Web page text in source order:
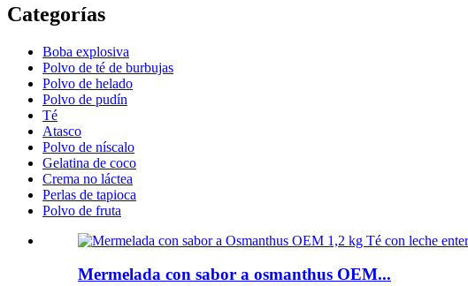
Categorías
Boba explosiva
Polvo de té de burbujas
Polvo de helado
Polvo de pudín
Té
Atasco
Polvo de níscalo
Gelatina de coco
Crema no láctea
Perlas de tapioca
Polvo de fruta
Mermelada con sabor a osmanthus OEM...